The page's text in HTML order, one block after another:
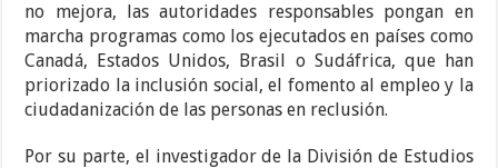
no mejora, las autoridades responsables pongan en
marcha programas como los ejecutados en países como
Canadá, Estados Unidos, Brasil o Sudáfrica, que han
priorizado la inclusión social, el fomento al empleo y la
ciudadanización de las personas en reclusión.
Por su parte, el investigador de la División de Estudios